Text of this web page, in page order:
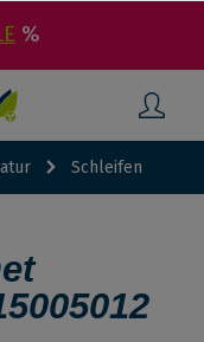
%
Schleifen